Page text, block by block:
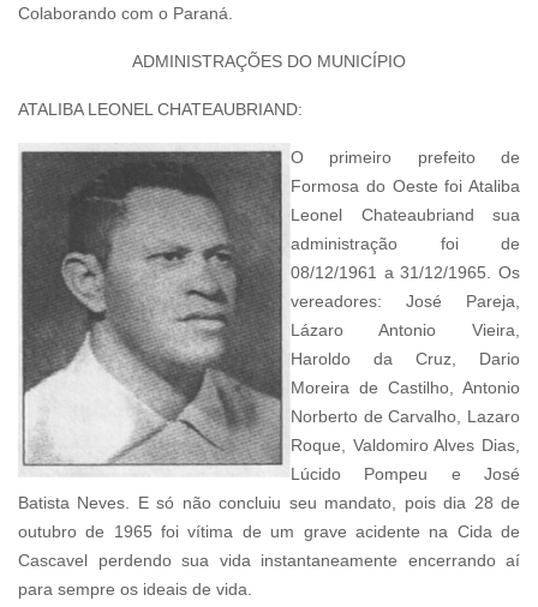
Colaborando com o Paraná.
ADMINISTRAÇÕES DO MUNICÍPIO
ATALIBA LEONEL CHATEAUBRIAND:
O primeiro prefeito de
Formosa do Oeste foi Ataliba
Leonel Chateaubriand sua
administração foi de
08/12/1961 a 31/12/1965. Os
vereadores: José Pareja,
Lázaro Antonio Vieira,
Haroldo da Cruz, Dario
Moreira de Castilho, Antonio
Norberto de Carvalho, Lazaro
Roque, Valdomiro Alves Dias,
Lúcido Pompeu e José
Batista Neves. E só não concluiu seu mandato, pois dia 28 de
outubro de 1965 foi vítima de um grave acidente na Cida de
Cascavel perdendo sua vida instantaneamente encerrando aí
para sempre os ideais de vida.